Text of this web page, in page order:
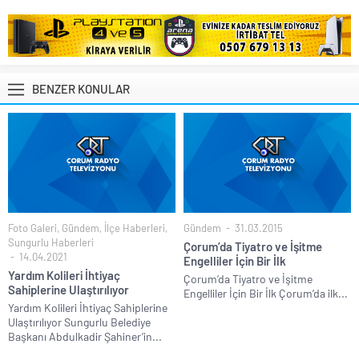
BENZER KONULAR
Foto Galeri, Gündem, İlçe Haberleri,
Sungurlu Haberleri
14.04.2021
Yardım Kolileri İhtiyaç
Sahiplerine Ulaştırılıyor
Yardım Kolileri İhtiyaç Sahiplerine
Ulaştırılıyor Sungurlu Belediye
Başkanı Abdulkadir Şahiner’in...
Gündem 31.03.2015
Çorum’da Tiyatro ve İşitme
Engelliler İçin Bir İlk
Çorum’da Tiyatro ve İşitme
Engelliler İçin Bir İlk Çorum’da ilk...